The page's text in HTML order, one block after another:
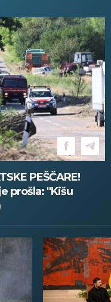
PEŠČARE!
prošla: "Kišu